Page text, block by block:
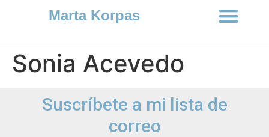
Marta Korpas
Sonia Acevedo
Suscríbete a mi lista de
correo